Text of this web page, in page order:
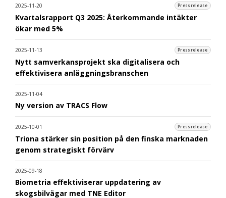
2025-11-20 Pressrelease
Kvartalsrapport Q3 2025: Återkommande intäkter
ökar med 5%
2025-11-13 Pressrelease
Nytt samverkansprojekt ska digitalisera och
effektivisera anläggningsbranschen
2025-11-04
Ny version av TRACS Flow
2025-10-01 Pressrelease
Triona stärker sin position på den finska marknaden
genom strategiskt förvärv
2025-09-18
Biometria effektiviserar uppdatering av
skogsbilvägar med TNE Editor